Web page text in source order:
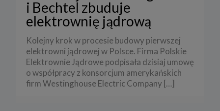
i Bechtel zbuduje
elektrownię jądrową
Kolejny krok w procesie budowy pierwszej
elektrowni jądrowej w Polsce. Firma Polskie
Elektrownie Jądrowe podpisała dzisiaj umowę
o współpracy z konsorcjum amerykańskich
firm Westinghouse Electric Company […]